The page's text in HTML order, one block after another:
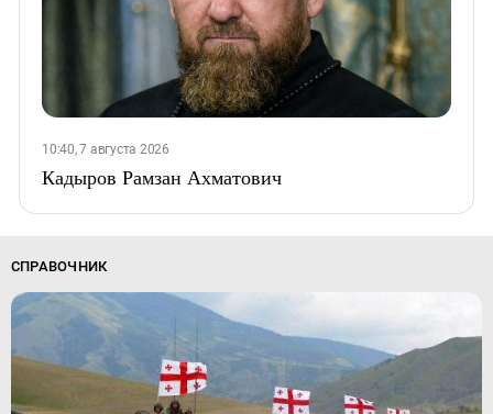
10:40, 7 августа 2026
Кадыров Рамзан Ахматович
СПРАВОЧНИК